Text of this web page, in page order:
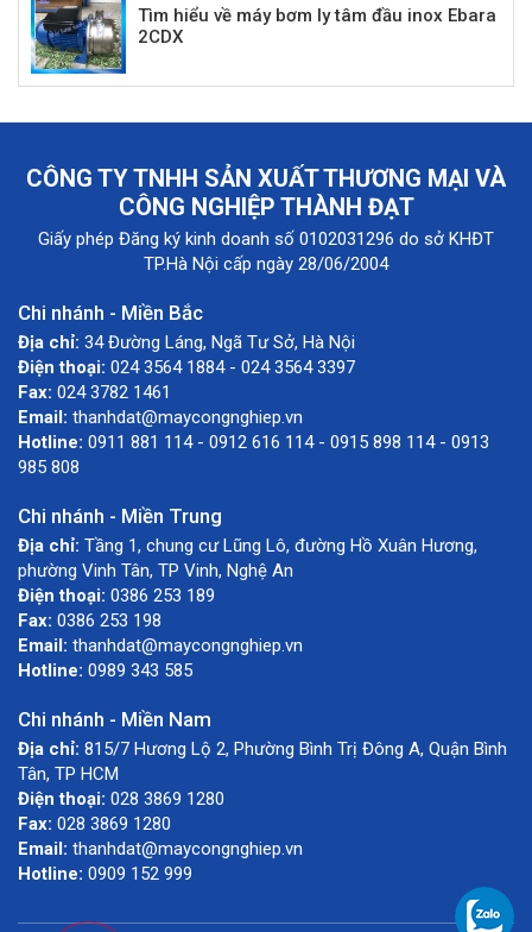
Tìm hiểu về máy bơm ly tâm đầu inox Ebara
2CDX
CÔNG TY TNHH SẢN XUẤT THƯƠNG MẠI VÀ
CÔNG NGHIỆP THÀNH ĐẠT
Giấy phép Đăng ký kinh doanh số 0102031296 do sở KHĐT
TP.Hà Nội cấp ngày 28/06/2004
Chi nhánh - Miền Bắc
Địa chỉ: 34 Đường Láng, Ngã Tư Sở, Hà Nội
Điện thoại: 024 3564 1884 - 024 3564 3397
Fax: 024 3782 1461
Email: thanhdat@maycongnghiep.vn
Hotline: 0911 881 114 - 0912 616 114 - 0915 898 114 - 0913
985 808
Chi nhánh - Miền Trung
Địa chỉ: Tầng 1, chung cư Lũng Lô, đường Hồ Xuân Hương,
phường Vinh Tân, TP Vinh, Nghệ An
Điện thoại: 0386 253 189
Fax: 0386 253 198
Email: thanhdat@maycongnghiep.vn
Hotline: 0989 343 585
Chi nhánh - Miền Nam
Địa chỉ: 815/7 Hương Lộ 2, Phường Bình Trị Đông A, Quận Bình
Tân, TP HCM
Điện thoại: 028 3869 1280
Fax: 028 3869 1280
Email: thanhdat@maycongnghiep.vn
Hotline: 0909 152 999